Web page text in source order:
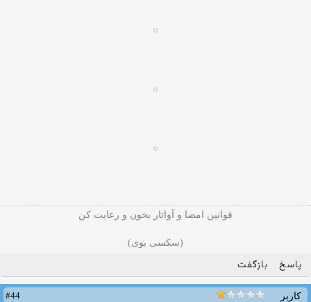
قوانین امضا و آواتار بخون و رعایت کن
(سکسی بوی)
پاسخ بازگفت
کاربر
#44